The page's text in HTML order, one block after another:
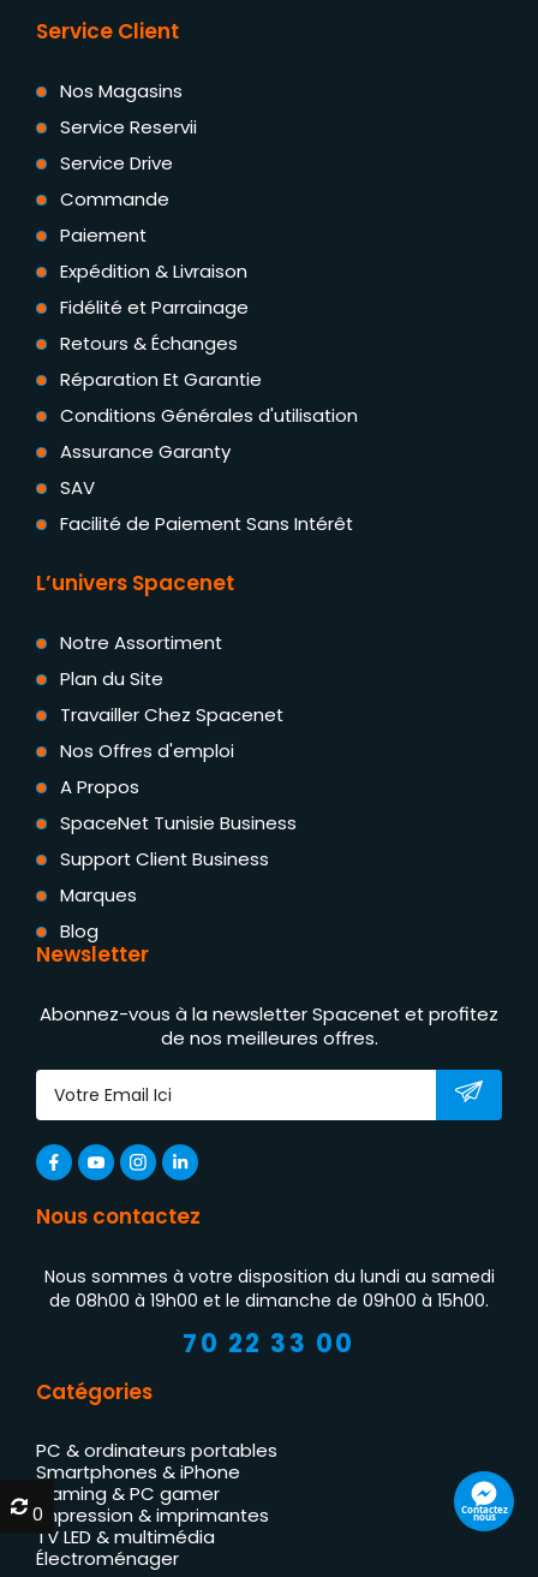
Service Client
Nos Magasins
Service Reservii
Service Drive
Commande
Paiement
Expédition & Livraison
Fidélité et Parrainage
Retours & Échanges
Réparation Et Garantie
Conditions Générales d'utilisation
Assurance Garanty
SAV
Facilité de Paiement Sans Intérêt
L’univers Spacenet
Notre Assortiment
Plan du Site
Travailler Chez Spacenet
Nos Offres d'emploi
A Propos
SpaceNet Tunisie Business
Support Client Business
Marques
Blog
Newsletter
Abonnez-vous à la newsletter Spacenet et profitez
de nos meilleures offres.
Nous contactez
Nous sommes à votre disposition du lundi au samedi
de 08h00 à 19h00 et le dimanche de 09h00 à 15h00.
70 22 33 00
Catégories
PC & ordinateurs portables
Smartphones & iPhone
Gaming & PC gamer
Impression & imprimantes
TV LED & multimédia
Électroménager
Contactez
nous
0
0